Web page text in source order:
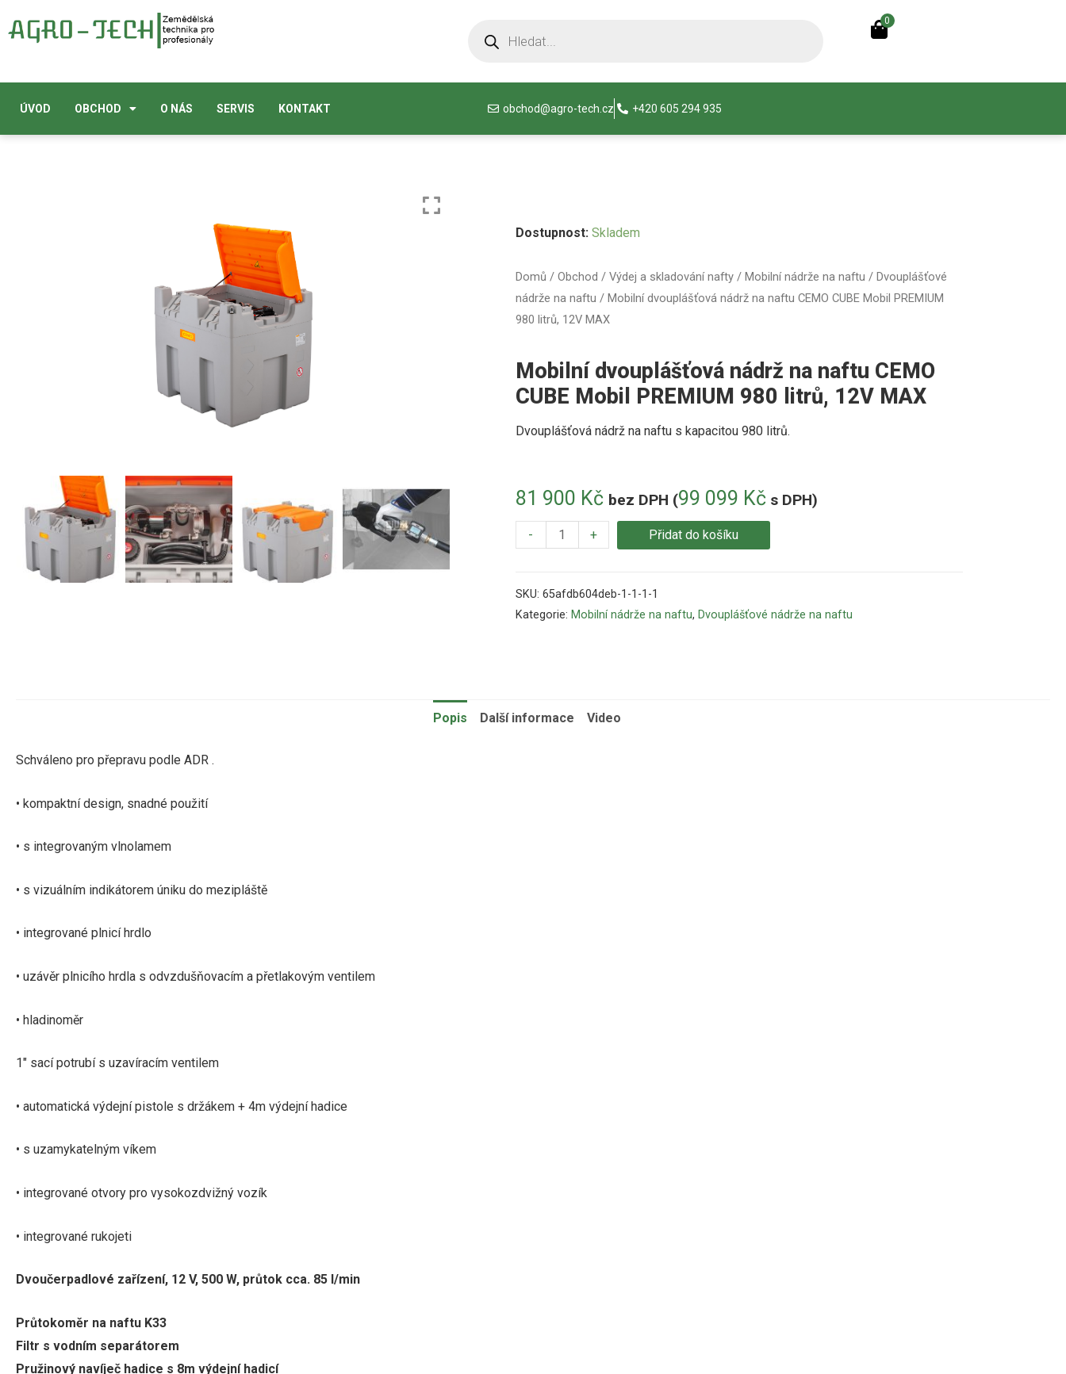
0
ÚVOD OBCHOD O NÁS SERVIS KONTAKT obchod@agro-tech.cz +420 605 294 935
Domů / Obchod / Výdej a skladování nafty/ Mobilní nádrže na naftu / Dvouplášťové
nádrže na naftu / Mobilní dvouplášťová nádrž na naftu CEMO CUBE Mobil PREMIUM
980 litrů, 12V MAX
Mobilní dvouplášťová nádrž na naftu CEMO
CUBE Mobil PREMIUM 980 litrů, 12V MAX
81 900 Kč bez DPH (99 099 Kčs DPH)
Dvouplášťová nádrž na naftu s kapacitou 980 litrů.
Dostupnost: Skladem
- + Přidat do košíku
SKU: 65afdb604deb-1-1-1-1
Kategorie: Mobilní nádrže na naftu, Dvouplášťové nádrže na naftu
Popis Další informace Video
Schváleno pro přepravu podle ADR .
• kompaktní design, snadné použití
• s integrovaným vlnolamem
• s vizuálním indikátorem úniku do mezipláště
• integrované plnicí hrdlo
• uzávěr plnicího hrdla s odvzdušňovacím a přetlakovým ventilem
• hladinoměr
1″ sací potrubí s uzavíracím ventilem
• automatická výdejní pistole s držákem + 4m výdejní hadice
• s uzamykatelným víkem
• integrované otvory pro vysokozdvižný vozík
• integrované rukojeti
Dvoučerpadlové zařízení, 12 V, 500 W, průtok cca. 85 l/min
Průtokoměr na naftu K33
Filtr s vodním separátorem
Pružinový navíječ hadice s 8m výdejní hadicí